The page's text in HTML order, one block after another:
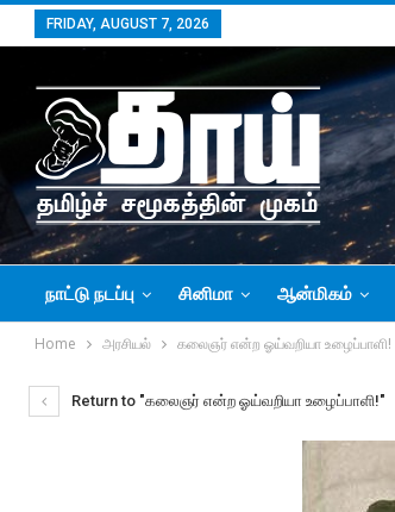
FRIDAY, AUGUST 7, 2026
நாட்டு நடப்பு சினிமா ஆன்மிகம்
Home அரசியல் கலைஞர் என்ற ஓய்வறியா உழைப்பாளி!
Return to "கலைஞர் என்ற ஓய்வறியா உழைப்பாளி!"